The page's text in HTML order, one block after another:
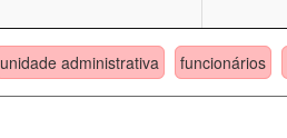
unidade administrativa funcionários